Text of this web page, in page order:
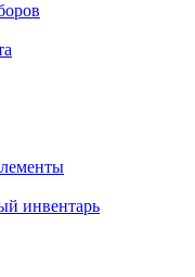
инвентарь